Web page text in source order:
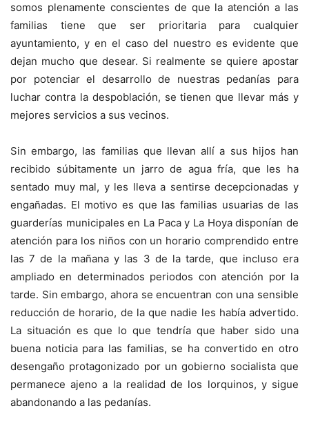
somos plenamente conscientes de que la atención a las
familias tiene que ser prioritaria para cualquier
ayuntamiento, y en el caso del nuestro es evidente que
dejan mucho que desear. Si realmente se quiere apostar
por potenciar el desarrollo de nuestras pedanías para
luchar contra la despoblación, se tienen que llevar más y
mejores servicios a sus vecinos.
Sin embargo, las familias que llevan allí a sus hijos han
recibido súbitamente un jarro de agua fría, que les ha
sentado muy mal, y les lleva a sentirse decepcionadas y
engañadas. El motivo es que las familias usuarias de las
guarderías municipales en La Paca y La Hoya disponían de
atención para los niños con un horario comprendido entre
las 7 de la mañana y las 3 de la tarde, que incluso era
ampliado en determinados periodos con atención por la
tarde. Sin embargo, ahora se encuentran con una sensible
reducción de horario, de la que nadie les había advertido.
La situación es que lo que tendría que haber sido una
buena noticia para las familias, se ha convertido en otro
desengaño protagonizado por un gobierno socialista que
permanece ajeno a la realidad de los lorquinos, y sigue
abandonando a las pedanías.